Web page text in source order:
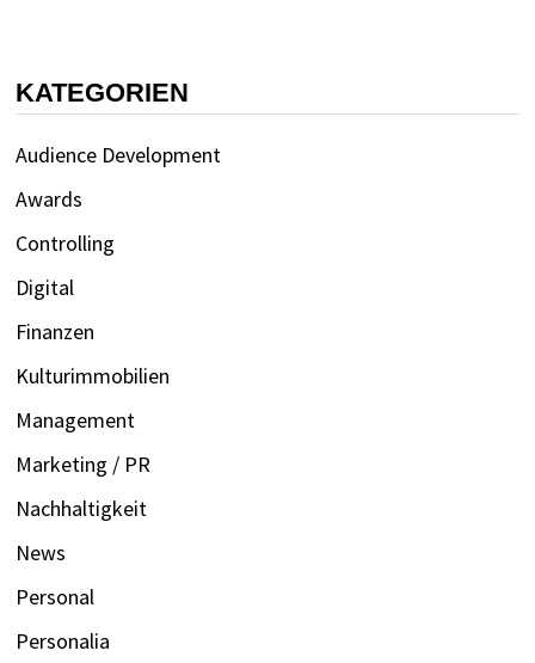
KATEGORIEN
Audience Development
Awards
Controlling
Digital
Finanzen
Kulturimmobilien
Management
Marketing / PR
Nachhaltigkeit
News
Personal
Personalia